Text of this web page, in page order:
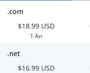
.com
$18.99 USD
1 An
.net
$16.99 USD